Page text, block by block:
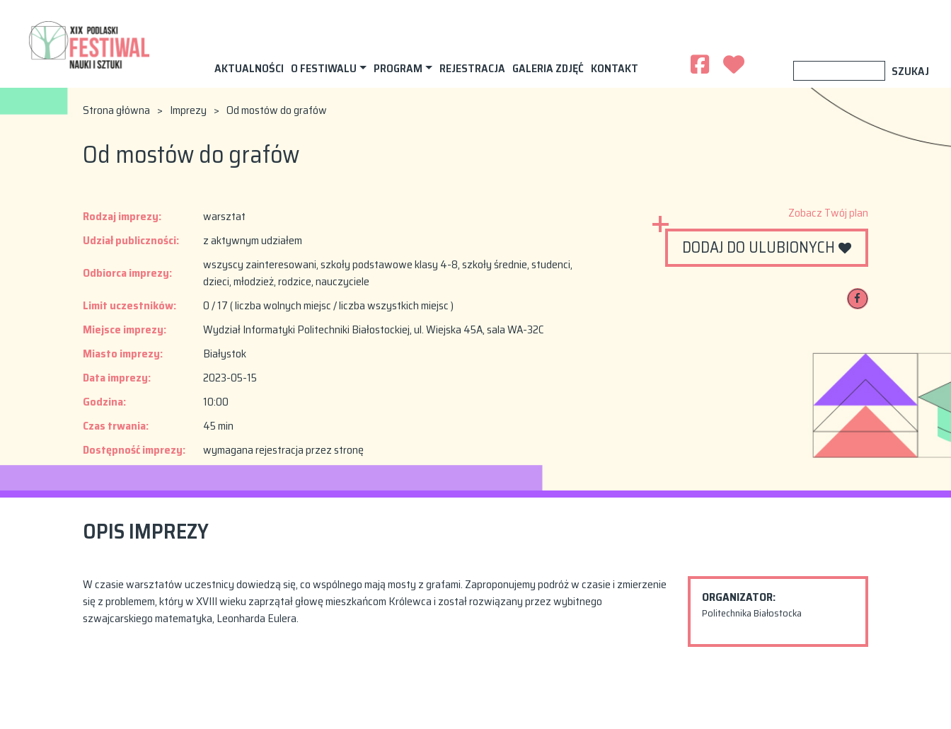
AKTUALNOŚCI O FESTIWALU PROGRAM REJESTRACJA GALERIA ZDJĘĆ KONTAKT
Strona główna > Imprezy > Od mostów do grafów
Od mostów do grafów
Rodzaj imprezy:
warsztat
Udział publiczności:
z aktywnym udziałem
Odbiorca imprezy:
wszyscy zainteresowani, szkoły podstawowe klasy 4-8, szkoły średnie, studenci,
dzieci, młodzież, rodzice, nauczyciele
Limit uczestników:
0 / 17 ( liczba wolnych miejsc / liczba wszystkich miejsc )
Miejsce imprezy:
Wydział Informatyki Politechniki Białostockiej, ul. Wiejska 45A, sala WA-32C
Miasto imprezy:
Białystok
Data imprezy:
2023-05-15
Godzina:
10:00
Czas trwania:
45 min
Dostępność imprezy:
wymagana rejestracja przez stronę
Zobacz Twój plan
DODAJ DO ULUBIONYCH
OPIS IMPREZY
W czasie warsztatów uczestnicy dowiedzą się, co wspólnego mają mosty z grafami. Zaproponujemy podróż w czasie i zmierzenie
się z problemem, który w XVIII wieku zaprzątał głowę mieszkańcom Królewca i został rozwiązany przez wybitnego
szwajcarskiego matematyka, Leonharda Eulera.
ORGANIZATOR:
Politechnika Białostocka